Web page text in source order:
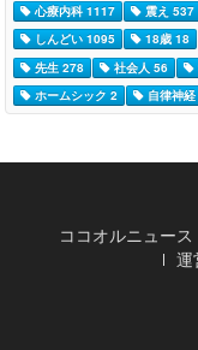
心療内科 1117
震え 537
しんどい 1095
18歳 18
先生 278
社会人 56
ホームシック 2
自律神
ココオルニュース
運